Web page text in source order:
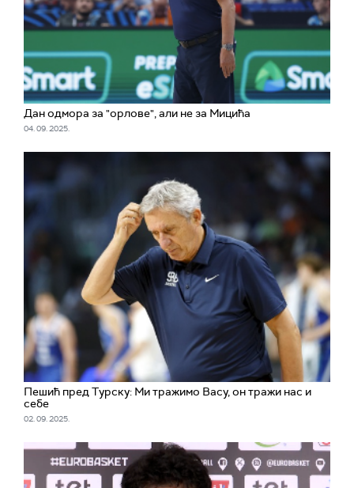
Дан одмора за "орлове", али не за Мицића
04. 09. 2025.
Пешић пред Турску: Ми тражимо Васу, он тражи нас и
себе
02. 09. 2025.